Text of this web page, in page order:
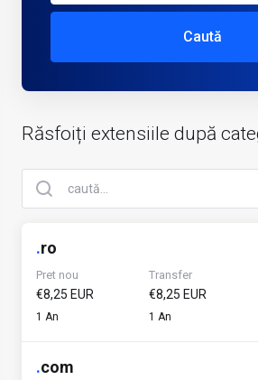
Caută
Răsfoiți extensiile după
.ro
Pret nou
€8,25 EUR
1 An
Transfer
€8,25 EUR
1 An
.com